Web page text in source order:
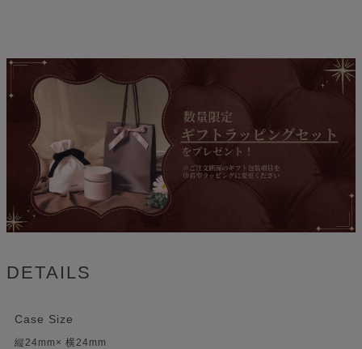
DETAILS
Case Size
縦24mm× 横24mm